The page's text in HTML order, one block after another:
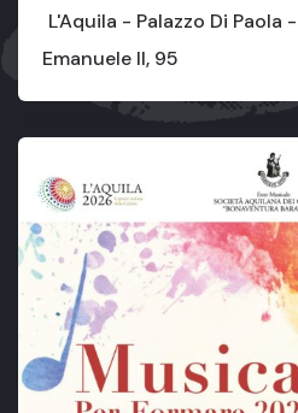
L'Aquila - Palazzo Di
Emanuele II, 95